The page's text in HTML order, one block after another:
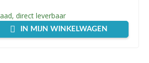
direct leverbaar
IN MIJN WINKELWAGEN